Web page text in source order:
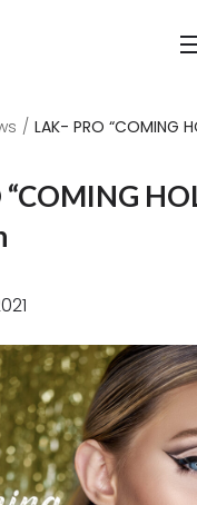
/ LAK- PRO “COMING
“COMING